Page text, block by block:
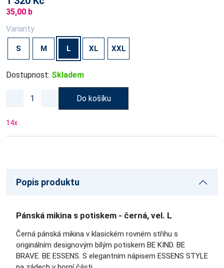
35,00 b
Varianty
S M L XL XXL
Dostupnost: Skladem
Do košíku
14x
Popis produktu
Pánská mikina s potiskem - černá, vel. L
Černá pánská mikina v klasickém rovném střihu s
originálním designovým bílým potiskem BE KIND. BE
BRAVE. BE ESSENS. S elegantním nápisem ESSENS STYLE